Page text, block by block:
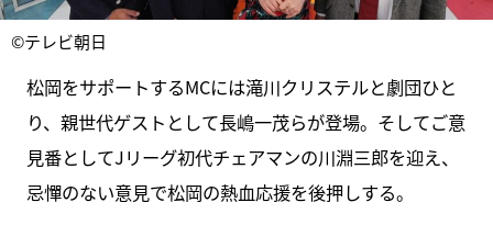
©テレビ朝日
松岡をサポートするMCには滝川クリステルと劇団ひと
り、親世代ゲストとして長嶋一茂らが登場。そしてご意
見番としてJリーグ初代チェアマンの川淵三郎を迎え、
忌憚のない意見で松岡の熱血応援を後押しする。